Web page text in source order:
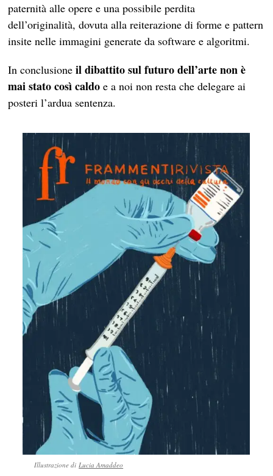
paternità alle opere e una possibile perdita
dell’originalità, dovuta alla reiterazione di forme e pattern
insite nelle immagini generate da software e algoritmi.
In conclusione il dibattito sul futuro dell’arte non è
mai stato così caldo e a noi non resta che delegare ai
posteri l’ardua sentenza.
Illustrazione diLucia Amaddeo